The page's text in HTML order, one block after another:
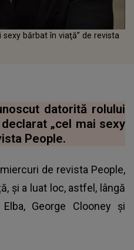
sexy bărbat în viaţă” de revista
datorită rolului
„cel mai sexy
People.
de revista People,
și a luat loc, astfel, lângă
George Clooney şi